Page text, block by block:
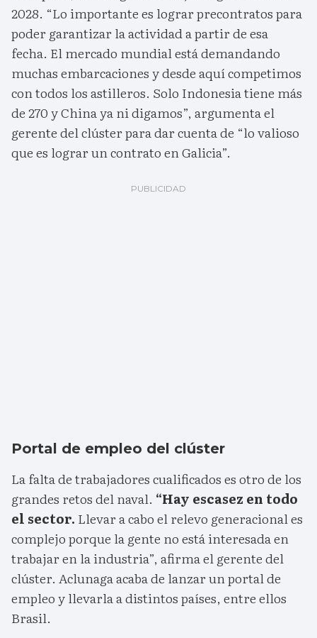
2028. “Lo importante es lograr precontratos para
poder garantizar la actividad a partir de esa
fecha. El mercado mundial está demandando
muchas embarcaciones y desde aquí competimos
con todos los astilleros. Solo Indonesia tiene más
de 270 y China ya ni digamos”, argumenta el
gerente del clúster para dar cuenta de “lo valioso
que es lograr un contrato en Galicia”.
Portal de empleo del clúster
La falta de trabajadores cualificados es otro de los
grandes retos del naval. “Hay escasez en todo
el sector. Llevar a cabo el relevo generacional es
complejo porque la gente no está interesada en
trabajar en la industria”, afirma el gerente del
clúster. Aclunaga acaba de lanzar un portal de
empleo y llevarla a distintos países, entre ellos
Brasil.